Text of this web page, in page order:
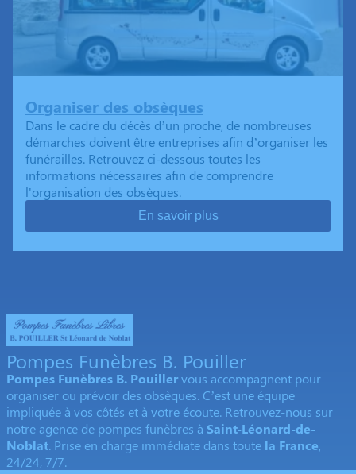
Organiser des obsèques
Dans le cadre du décès d’un proche, de nombreuses
démarches doivent être entreprises afin d’organiser les
funérailles. Retrouvez ci-dessous toutes les
informations nécessaires afin de comprendre
l'organisation des obsèques.
En savoir plus
Pompes Funèbres B. Pouiller
Pompes Funèbres B. Pouillervous accompagnent pour
organiser ou prévoir des obsèques. C’est une équipe
impliquée à vos côtés et à votre écoute. Retrouvez-nous sur
notre agence de pompes funèbres à Saint-Léonard-de-
Noblat. Prise en charge immédiate dans toute la France,
24/24, 7/7.